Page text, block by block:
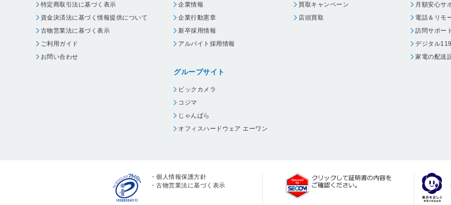
特定商取引法に基づく表示
資金決済法に基づく情報提供について
古物営業法に基づく表示
ご利用ガイド
お問い合わせ
企業情報
企業行動憲章
新卒採用情報
アルバイト採用情報
グループサイト
ビックカメラ
コジマ
じゃんぱら
オフィスハードウェア エーワン
買取キャンペーン
店頭買取
月額安心サ
電話＆リモ
訪問サポート
デジタル119
家電の配送
・個人情報保護方針
・古物営業法に基づく表示